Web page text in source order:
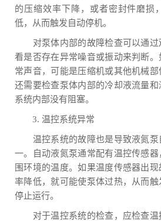
的压缩效率下降，或者密封件磨损
低，从而触发自动停机。
对泵体内部的故障检查可以通过
看是否存在异常噪音或振动来判断
常声音，可能是压缩机或其他机械部
还需要检查泵体内部的冷却液流量
系统内部没有阻塞。
3. 温控系统异常
温控系统的故障也是导致液氮泵
一。自动液氮泵通常配有温控传感
围环境的温度。如果温度传感器出
率降低，就可能使泵体过热，从而
停止运行。
对于温控系统的检查，应检查温